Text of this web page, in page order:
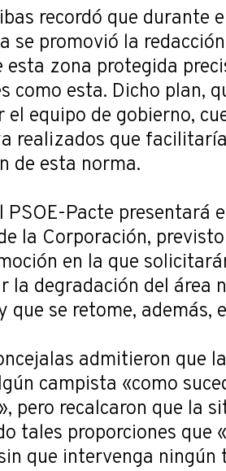
recordó que durante
se promovió la
esta zona protegida
como esta. Dicho plan,
el equipo de gobierno,
realizados que
de esta norma.
PSOE-Pacte presentará
la Corporación,
en la que
la degradación del área
que se retome, además,
admitieron que
campista «como
pero recalcaron que la
tales proporciones que
que intervenga